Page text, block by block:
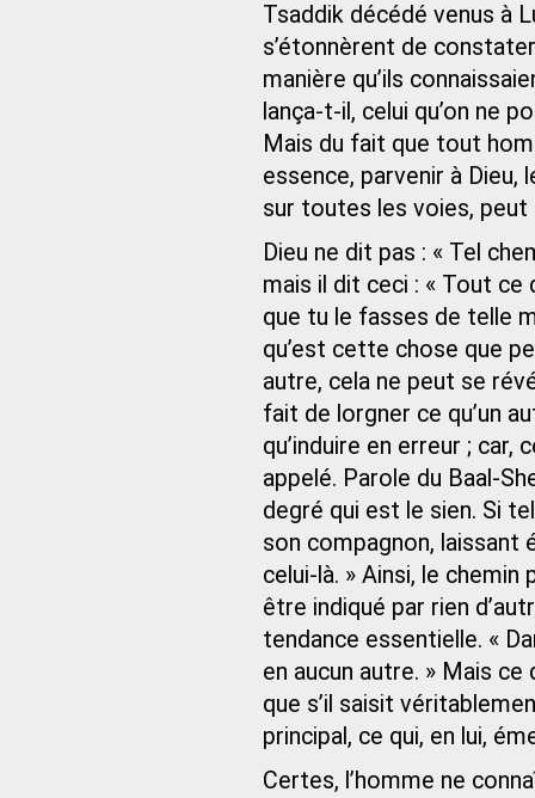
Tsaddik décédé venus à
s’étonnèrent de
manière qu’ils
lança-t-il, celui qu’on ne
Mais du fait que tout
essence, parvenir à
sur toutes les voies, peut
Dieu ne dit pas : « Tel
mais il dit ceci : « Tout
que tu le fasses de telle
qu’est cette chose que
autre, cela ne peut se
fait de lorgner ce qu’un
qu’induire en erreur ; car,
appelé. Parole du Baal-
degré qui est le sien. Si
son compagnon, laissant
celui-là. » Ainsi, le
être indiqué par rien
tendance essentielle. «
en aucun autre. » Mais
que s’il saisit
principal, ce qui, en lui,
Certes, l’homme ne